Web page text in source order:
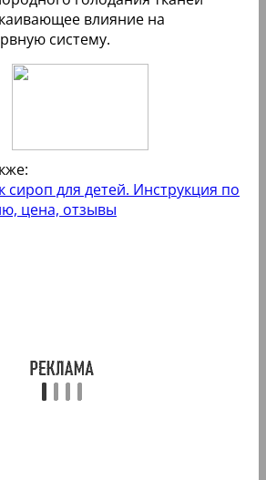
влияние на
систему.
для детей. Инструкция по
цена, отзывы